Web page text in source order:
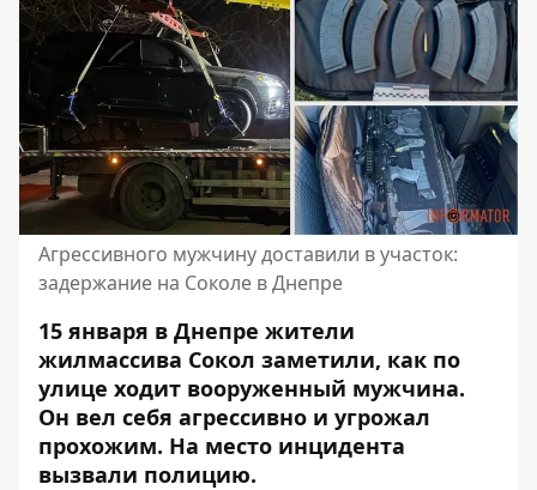
Агрессивного мужчину доставили в участок:
задержание на Соколе в Днепре
15 января в Днепре жители
жилмассива Сокол заметили, как по
улице ходит вооруженный мужчина.
Он вел себя агрессивно и угрожал
прохожим. На место инцидента
вызвали полицию.